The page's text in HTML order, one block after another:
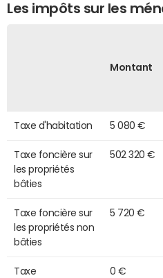
Les impôts sur les
Montant
Taxe d'habitation 5 080 €
Taxe foncière sur
les propriétés
bâties
502 320 €
Taxe foncière sur
les propriétés non
bâties
5 720 €
Taxe
0 €